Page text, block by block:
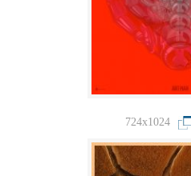
724x1024